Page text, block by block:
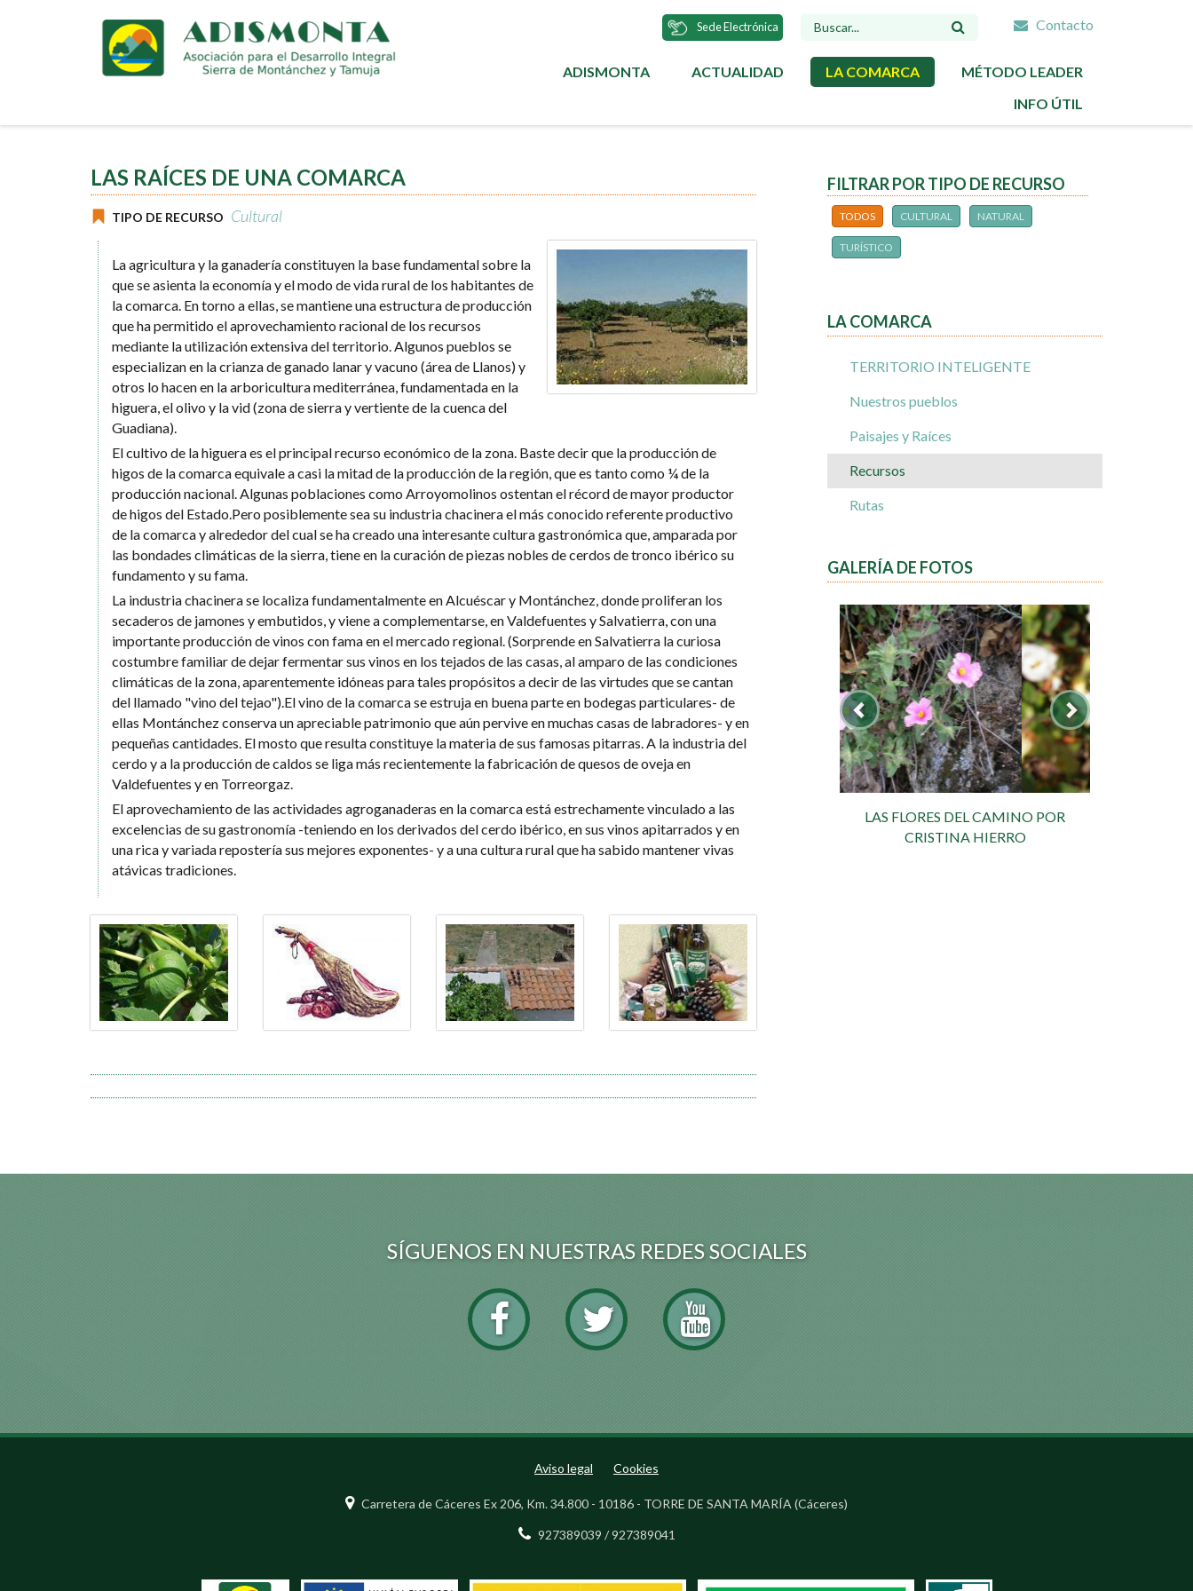
Contacto
DE
Sede Electrónica
ADISMONTA ACTUALIDAD LA COMARCA
MÉTODO LEADER
INFO ÚTIL
LAS RAÍCES DE UNA COMARCA
TIPO DE RECURSO Cultural
La agricultura y la ganadería constituyen la base fundamental sobre la
que se asienta la economía y el modo de vida rural de los habitantes de
la comarca. En torno a ellas, se mantiene una estructura de producción
que ha permitido el aprovechamiento racional de los recursos
mediante la utilización extensiva del territorio. Algunos pueblos se
especializan en la crianza de ganado lanar y vacuno (área de Llanos) y
otros lo hacen en la arboricultura mediterránea, fundamentada en la
higuera, el olivo y la vid (zona de sierra y vertiente de la cuenca del
Guadiana).
El cultivo de la higuera es el principal recurso económico de la zona. Baste decir que la producción de
higos de la comarca equivale a casi la mitad de la producción de la región, que es tanto como ¼ de la
producción nacional. Algunas poblaciones como Arroyomolinos ostentan el récord de mayor productor
de higos del Estado.Pero posiblemente sea su industria chacinera el más conocido referente productivo
de la comarca y alrededor del cual se ha creado una interesante cultura gastronómica que, amparada por
las bondades climáticas de la sierra, tiene en la curación de piezas nobles de cerdos de tronco ibérico su
fundamento y su fama.
La industria chacinera se localiza fundamentalmente en Alcuéscar y Montánchez, donde proliferan los
secaderos de jamones y embutidos, y viene a complementarse, en Valdefuentes y Salvatierra, con una
importante producción de vinos con fama en el mercado regional. (Sorprende en Salvatierra la curiosa
costumbre familiar de dejar fermentar sus vinos en los tejados de las casas, al amparo de las condiciones
climáticas de la zona, aparentemente idóneas para tales propósitos a decir de las virtudes que se cantan
del llamado "vino del tejao").El vino de la comarca se estruja en buena parte en bodegas particulares- de
ellas Montánchez conserva un apreciable patrimonio que aún pervive en muchas casas de labradores- y en
pequeñas cantidades. El mosto que resulta constituye la materia de sus famosas pitarras. A la industria del
cerdo y a la producción de caldos se liga más recientemente la fabricación de quesos de oveja en
Valdefuentes y en Torreorgaz.
El aprovechamiento de las actividades agroganaderas en la comarca está estrechamente vinculado a las
excelencias de su gastronomía -teniendo en los derivados del cerdo ibérico, en sus vinos apitarrados y en
una rica y variada repostería sus mejores exponentes- y a una cultura rural que ha sabido mantener vivas
atávicas tradiciones.
FILTRAR POR TIPO DE RECURSO
TODOS CULTURAL NATURAL
TURÍSTICO
LA COMARCA
TERRITORIO INTELIGENTE
Nuestros pueblos
Paisajes y Raíces
Recursos
Rutas
GALERÍA DE FOTOS
LAS FLORES DEL CAMINO POR
CRISTINA HIERRO
SÍGUENOS EN NUESTRAS REDES SOCIALES
Aviso legal Cookies
Carretera de Cáceres Ex 206, Km. 34.800 - 10186 - TORRE DE SANTA MARÍA (Cáceres)
927389039 / 927389041